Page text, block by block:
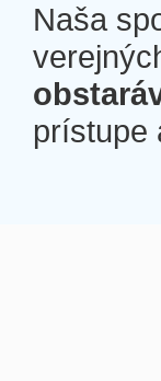
Naša
prístupe